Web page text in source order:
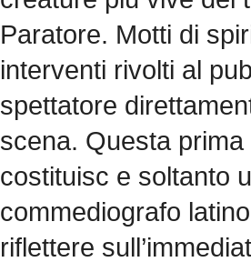
Paratore. Motti di
interventi rivolti al
spettatore
scena. Questa
costituisc e soltanto
commediografo
riflettere